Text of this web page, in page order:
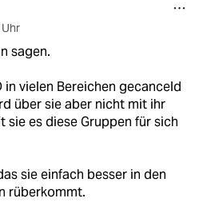
sagen.
in vielen Bereichen gecanceld
über sie aber nicht mit ihr
sie es diese Gruppen für sich
sie einfach besser in den
rüberkommt.